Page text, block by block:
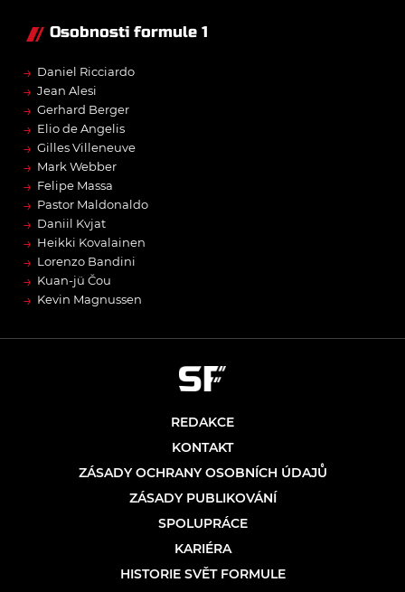
Osobnosti formule 1
→ Daniel Ricciardo
→ Jean Alesi
→ Gerhard Berger
→ Elio de Angelis
→ Gilles Villeneuve
→ Mark Webber
→ Felipe Massa
→ Pastor Maldonaldo
→ Daniil Kvjat
→ Heikki Kovalainen
→ Lorenzo Bandini
→ Kuan-jü Čou
→ Kevin Magnussen
REDAKCE
KONTAKT
ZÁSADY OCHRANY OSOBNÍCH ÚDAJŮ
ZÁSADY PUBLIKOVÁNÍ
SPOLUPRÁCE
KARIÉRA
HISTORIE SVĚT FORMULE